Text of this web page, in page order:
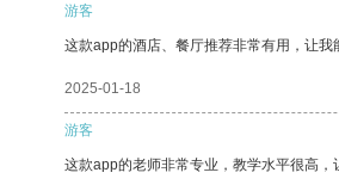
游客
这款app的酒店、餐厅推荐非常有用，让我
2025-01-18
游客
这款app的老师非常专业，教学水平很高，